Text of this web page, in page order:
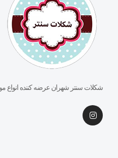
شکلات سنتر شهران عرضه کننده انواع